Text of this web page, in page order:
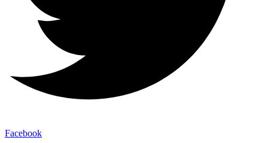
Facebook